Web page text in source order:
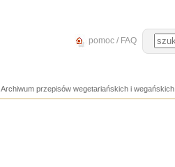
pomoc / FAQ
Archiwum przepisów wegetariańskich i wegańskich